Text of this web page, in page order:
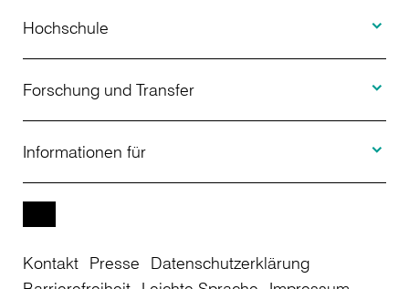
Studienangebot
Bewerbung
Studienberatung
Weiterbildung
Studienkolleg
Hochschule
Über uns
Aktuelles
Einrichtungen
Forschung und Transfer
Projekte
Informationen für
Studierende
Kontakt Presse
Datenschutzerklärung